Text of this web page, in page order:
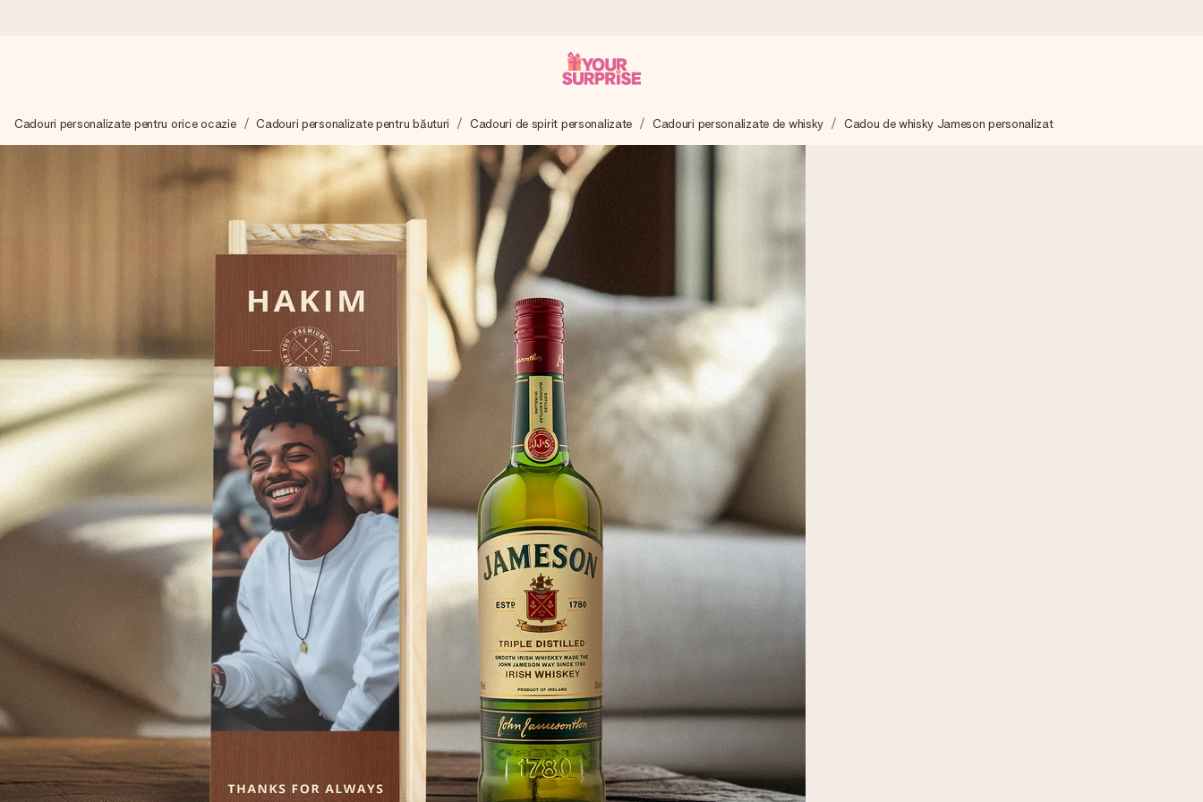
Îți alcătuim cadoul cu grijă și îl trimitem îndată spre tine - pentru ca tu să îl poți dărui exact când trebuie, atunci când contează cel mai mult.
4,8 (bazat pe +15.000 de recenzii)
Cadourile noastre inspiră. Clienții ne oferă nota 4,8 pe Google Reviews.
Creează ceva unic în doar câțiva pași - cu numele ei, fotografia ta sau un mesaj din suflet. Fără bătăi de cap, doar bucură-te de moment.
Cadouri personalizate pentru orice ocazie Cadouri personalizate pentru băuturi Cadouri de spirit personalizate Cadouri personalizate de whisky Cadou de whisky Jameson personalizat